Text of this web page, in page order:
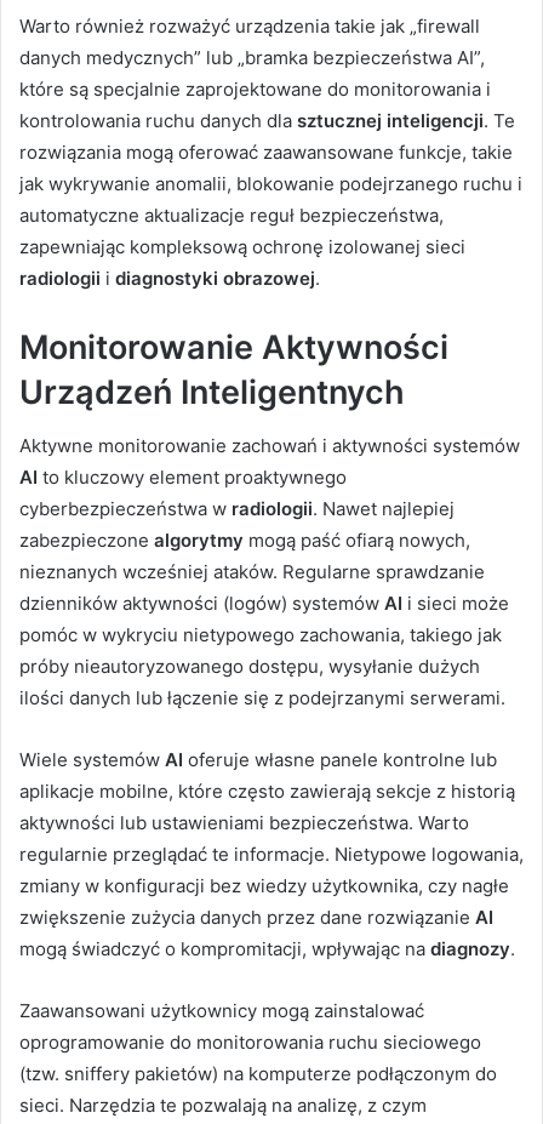
Warto również rozważyć urządzenia takie jak „firewall
danych medycznych” lub „bramka bezpieczeństwa AI”,
które są specjalnie zaprojektowane do monitorowania i
kontrolowania ruchu danych dla sztucznej inteligencji. Te
rozwiązania mogą oferować zaawansowane funkcje, takie
jak wykrywanie anomalii, blokowanie podejrzanego ruchu i
automatyczne aktualizacje reguł bezpieczeństwa,
zapewniając kompleksową ochronę izolowanej sieci
radiologii i diagnostyki obrazowej.
Monitorowanie Aktywności
Urządzeń Inteligentnych
Aktywne monitorowanie zachowań i aktywności systemów
AI to kluczowy element proaktywnego
cyberbezpieczeństwa w radiologii. Nawet najlepiej
zabezpieczone algorytmy mogą paść ofiarą nowych,
nieznanych wcześniej ataków. Regularne sprawdzanie
dzienników aktywności (logów) systemów AI i sieci może
pomóc w wykryciu nietypowego zachowania, takiego jak
próby nieautoryzowanego dostępu, wysyłanie dużych
ilości danych lub łączenie się z podejrzanymi serwerami.
Wiele systemów AI oferuje własne panele kontrolne lub
aplikacje mobilne, które często zawierają sekcje z historią
aktywności lub ustawieniami bezpieczeństwa. Warto
regularnie przeglądać te informacje. Nietypowe logowania,
zmiany w konfiguracji bez wiedzy użytkownika, czy nagłe
zwiększenie zużycia danych przez dane rozwiązanie AI
mogą świadczyć o kompromitacji, wpływając na diagnozy.
Zaawansowani użytkownicy mogą zainstalować
oprogramowanie do monitorowania ruchu sieciowego
(tzw. sniffery pakietów) na komputerze podłączonym do
sieci. Narzędzia te pozwalają na analizę, z czym